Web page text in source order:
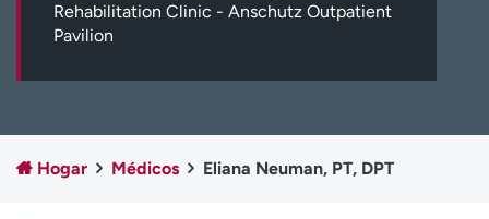
Inicie sesión en My Health Connection
Ready. Set. CO.
Ensayos clínicos
Empleados
Profesionales
Rehabilitation Clinic - Anschutz Outpatient
Pavilion
Hogar Médicos Eliana Neuman, PT, DPT